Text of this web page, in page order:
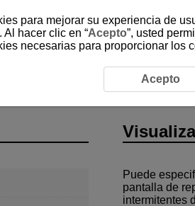
Visualización del aviso de altas
Puede
pantalla de
intermitentes
para mejorar su experiencia de
. Al hacer clic en “Acepto”, usted
necesarias para proporcionar
Acepto